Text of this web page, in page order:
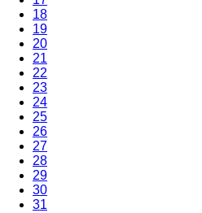
18
19
20
21
22
23
24
25
26
27
28
29
30
31